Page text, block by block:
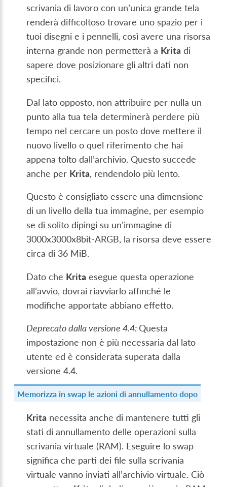
scrivania di lavoro con un’unica grande tela
renderà difficoltoso trovare uno spazio per i
tuoi disegni e i pennelli, così avere una risorsa
interna grande non permetterà a Krita di
sapere dove posizionare gli altri dati non
specifici.
Dal lato opposto, non attribuire per nulla un
punto alla tua tela determinerà perdere più
tempo nel cercare un posto dove mettere il
nuovo livello o quel riferimento che hai
appena tolto dall’archivio. Questo succede
anche per Krita, rendendolo più lento.
Questo è consigliato essere una dimensione
di un livello della tua immagine, per esempio
se di solito dipingi su un’immagine di
3000x3000x8bit-ARGB, la risorsa deve essere
circa di 36 MiB.
Dato che Krita esegue questa operazione
all’avvio, dovrai riavviarlo affinché le
modifiche apportate abbiano effetto.
Deprecato dalla versione 4.4: Questa
impostazione non è più necessaria dal lato
utente ed è considerata superata dalla
versione 4.4.
Memorizza in swap le azioni di annullamento dopo
Krita necessita anche di mantenere tutti gli
stati di annullamento delle operazioni sulla
scrivania virtuale (RAM). Eseguire lo swap
significa che parti dei file sulla scrivania
virtuale vanno inviati all’archivio virtuale. Ciò